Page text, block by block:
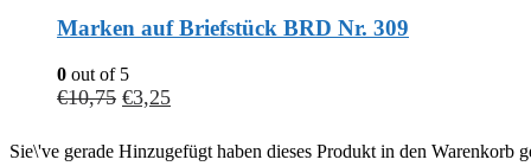
Marken auf Briefstück BRD Nr. 309
0 out of 5
€10,75 €3,25
Sie\'ve gerade Hinzugefügt haben dieses Produkt in den Warenkorb